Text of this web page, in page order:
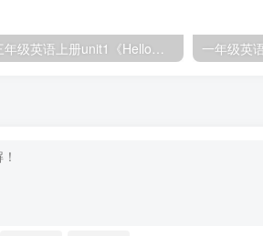
三年级英语上册unit1《Hello》第2课时同步练习（人教PEP）